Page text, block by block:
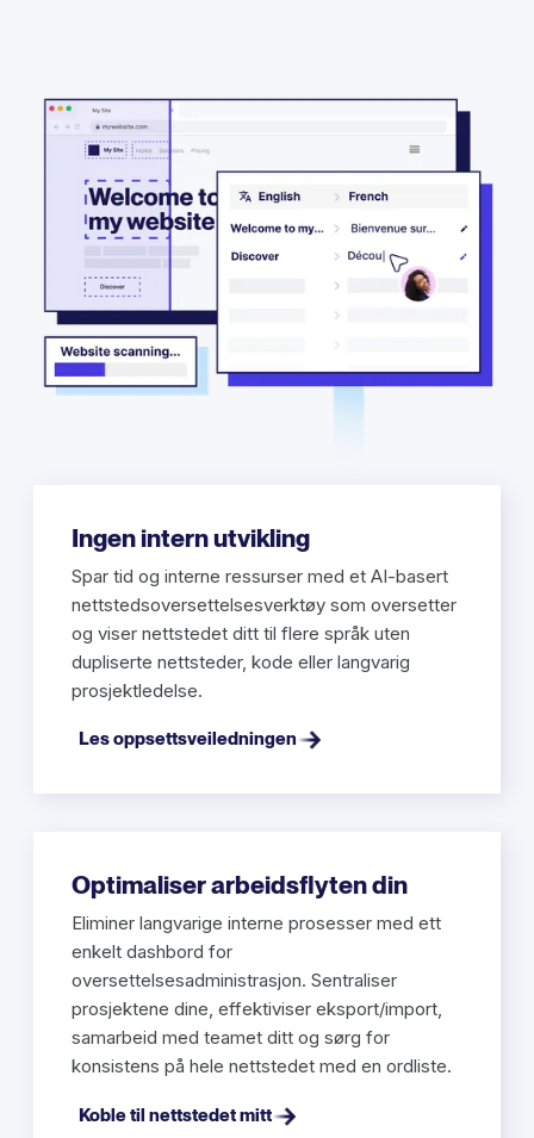
Ingen intern utvikling
Spar tid og interne ressurser med et AI-basert
nettstedsoversettelsesverktøy som oversetter
og viser nettstedet ditt til flere språk uten
dupliserte nettsteder, kode eller langvarig
prosjektledelse.
Les oppsettsveiledningen
Optimaliser arbeidsflyten din
Eliminer langvarige interne prosesser med ett
enkelt dashbord for
oversettelsesadministrasjon. Sentraliser
prosjektene dine, effektiviser eksport/import,
samarbeid med teamet ditt og sørg for
konsistens på hele nettstedet med en ordliste.
Koble til nettstedet mitt